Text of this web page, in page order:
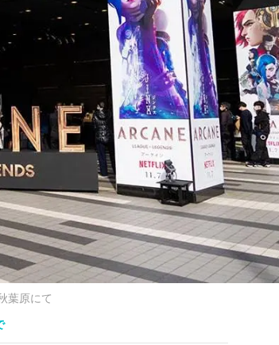
葉原にて